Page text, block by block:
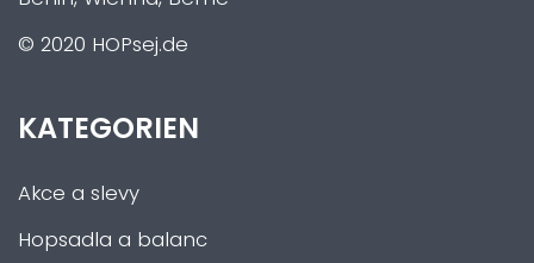
© 2020 HOPsej.de
KATEGORIEN
Akce a slevy
Hopsadla a balanc